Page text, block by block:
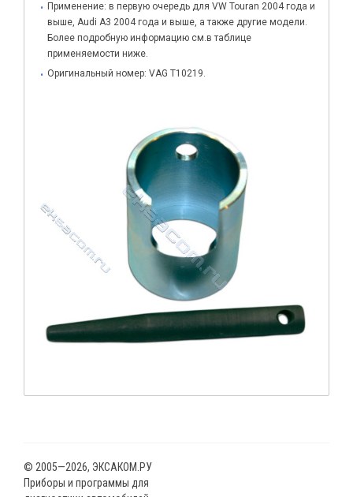
Применение: в первую очередь для VW Touran 2004 года и
выше, Audi A3 2004 года и выше, а также другие модели.
Более подробную информацию см.в таблице
применяемости ниже.
Оригинальный номер: VAG T10219.
© 2005—2026, ЭКСАКОМ.РУ
Приборы и программы для